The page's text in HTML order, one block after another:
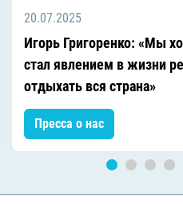
20.07.2025
Игорь Григоренко: «Мы
стал явлением в жизни
отдыхать вся страна»
Пресса о нас